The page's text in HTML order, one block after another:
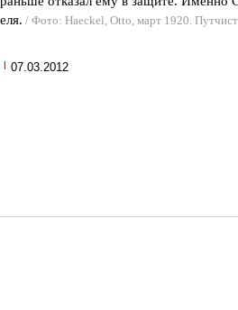
/ Фото: Haeckel, Otto, март 1920.
| 07.03.2012